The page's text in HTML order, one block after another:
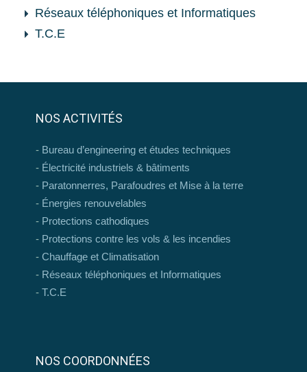
Réseaux téléphoniques et Informatiques
T.C.E
NOS ACTIVITÉS
Bureau d’engineering et études techniques
Électricité industriels & bâtiments
Paratonnerres, Parafoudres et Mise à la terre
Énergies renouvelables
Protections cathodiques
Protections contre les vols & les incendies
Chauffage et Climatisation
Réseaux téléphoniques et Informatiques
T.C.E
NOS COORDONNÉES